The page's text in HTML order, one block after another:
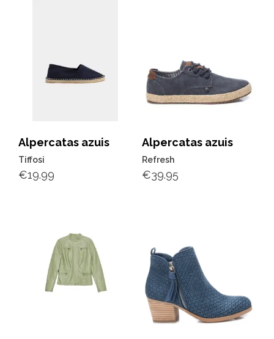
Alpercatas azuis
Tiffosi
€19.99
Alpercatas azuis
Refresh
€39.95